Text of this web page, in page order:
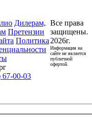
Дилерам,
Претензии
Политика
67-00-03
Все права
защищены.
2026г.
Информация на
сайте не является
публичной
офертой.